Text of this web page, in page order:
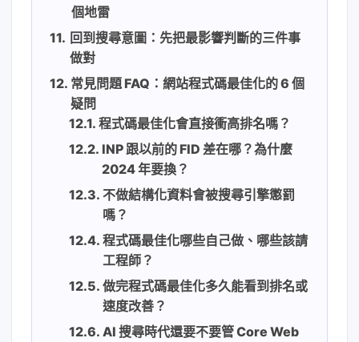
個地雷
回到搜尋意圖：先把最影響判斷的三件事
做對
常見問題 FAQ：網站程式碼最佳化的 6 個
疑問
程式碼最佳化會直接衝高排名嗎？
INP 跟以前的 FID 差在哪？為什麼
2024 年要換？
不做結構化資料會被搜尋引擎懲罰
嗎？
程式碼最佳化哪些自己做、哪些該請
工程師？
做完程式碼最佳化多久能看到排名或
速度改善？
AI 搜尋時代還要不要管 Core Web